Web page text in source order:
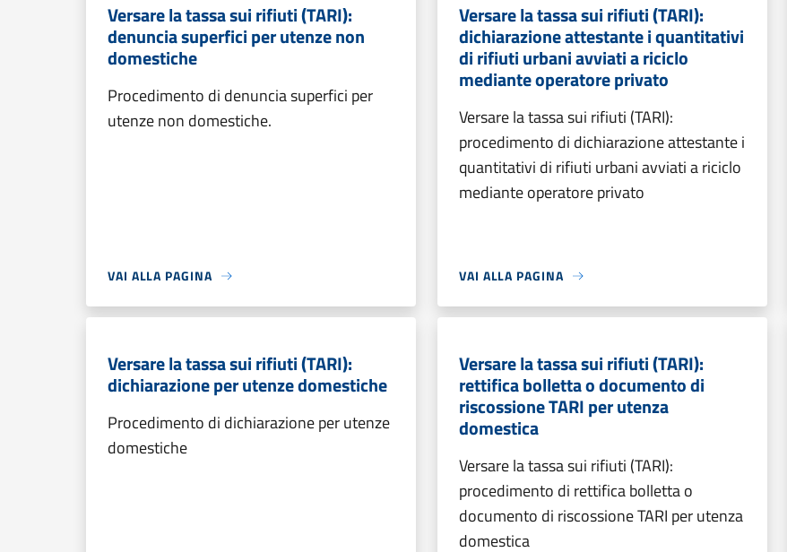
Versare la tassa sui rifiuti (TARI):
denuncia superfici per utenze non
domestiche
Procedimento di denuncia superfici per
utenze non domestiche.
VAI ALLA PAGINA
Versare la tassa sui rifiuti (TARI):
dichiarazione attestante i quantitativi
di rifiuti urbani avviati a riciclo
mediante operatore privato
Versare la tassa sui rifiuti (TARI):
procedimento di dichiarazione attestante i
quantitativi di rifiuti urbani avviati a riciclo
mediante operatore privato
VAI ALLA PAGINA
Versare la tassa sui rifiuti (TARI):
dichiarazione per utenze domestiche
Procedimento di dichiarazione per utenze
domestiche
Versare la tassa sui rifiuti (TARI):
rettifica bolletta o documento di
riscossione TARI per utenza
domestica
Versare la tassa sui rifiuti (TARI):
procedimento di rettifica bolletta o
documento di riscossione TARI per utenza
domestica